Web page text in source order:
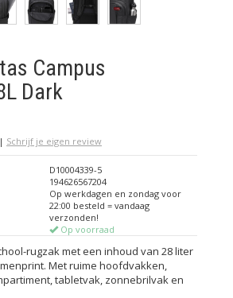
Campus
Dark
| Schrijf je eigen review
D10004339-5
194626567204
Op werkdagen en zondag voor
22:00 besteld = vandaag
verzonden!
Op voorraad
rugzak met een inhoud van 28 liter
Met ruime hoofdvakken,
tabletvak, zonnebrilvak en